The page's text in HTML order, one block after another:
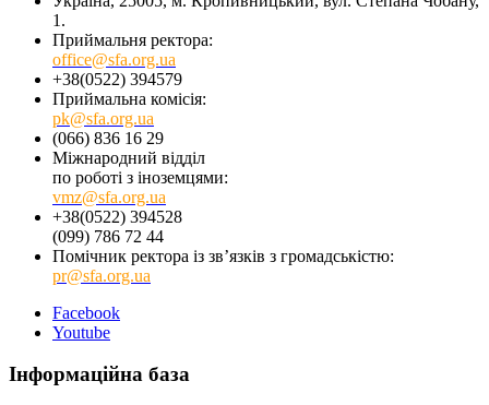
1.
Приймальня ректора:
office@sfa.org.ua
+38(0522) 394579
Приймальна комісія:
pk@sfa.org.ua
(066) 836 16 29
Міжнародний відділ
по роботі з іноземцями:
vmz@sfa.org.ua
+38(0522) 394528
(099) 786 72 44
Помічник ректора із зв’язків з громадськістю:
pr@sfa.org.ua
Facebook
Youtube
Інформаційна база